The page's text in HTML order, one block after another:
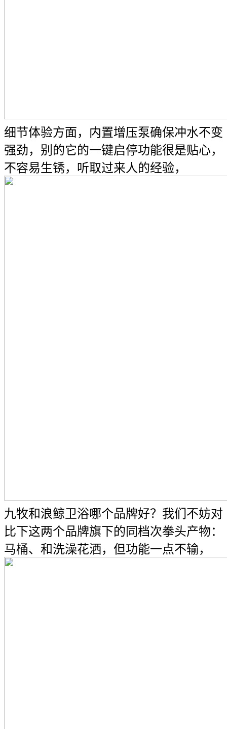
细节体验方面，内置增压泵确保冲水不变
强劲，别的它的一键启停功能很是贴心，
不容易生锈，听取过来人的经验，
九牧和浪鲸卫浴哪个品牌好？我们不妨对
比下这两个品牌旗下的同档次拳头产物：
马桶、和洗澡花洒，但功能一点不输，